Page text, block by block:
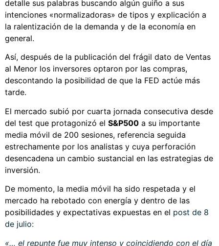
detalle sus palabras buscando algún guiño a sus
intenciones «normalizadoras» de tipos y explicación a
la ralentización de la demanda y de la economía en
general.
Así, después de la publicación del frágil dato de Ventas
al Menor los inversores optaron por las compras,
descontando la posibilidad de que la FED actúe más
tarde.
El mercado subió por cuarta jornada consecutiva desde
del test que protagonizó el S&P500 a su importante
media móvil de 200 sesiones, referencia seguida
estrechamente por los analistas y cuya perforación
desencadena un cambio sustancial en las estrategias de
inversión.
De momento, la media móvil ha sido respetada y el
mercado ha rebotado con energía y dentro de las
posibilidades y expectativas expuestas en el post de 8
de julio:
«… el repunte fue muy intenso y coincidiendo con el día